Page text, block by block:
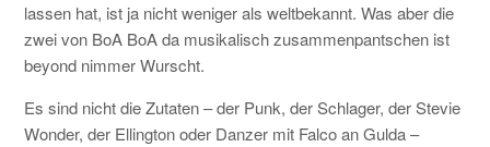
lassen hat, ist ja nicht weniger als weltbekannt. Was aber die
zwei von BoA BoA da musikalisch zusammenpantschen ist
beyond nimmer Wurscht.
Es sind nicht die Zutaten – der Punk, der Schlager, der Stevie
Wonder, der Ellington oder Danzer mit Falco an Gulda –